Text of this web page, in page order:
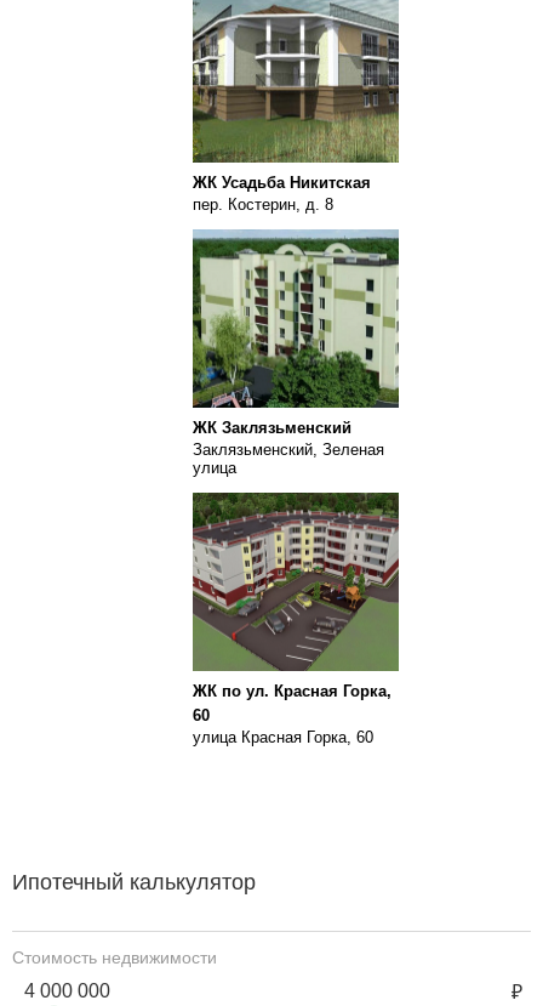
ЖК Усадьба Никитская
пер. Костерин, д. 8
ЖК Заклязьменский
Заклязьменский, Зеленая
улица
ЖК по ул. Красная Горка,
60
улица Красная Горка, 60
Ипотечный калькулятор
Стоимость недвижимости